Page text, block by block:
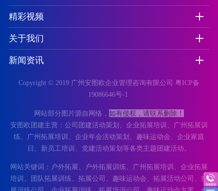
上一页 下一页
精彩视频
关于我们
新闻资讯
Copyright © 2019 广州安图欧企业管理咨询有限公司 粤ICP备
19086646号-1
网站部分图片源自网络， 如有侵权，请联系删除！
安图欧团建主营：公司团建活动策划、企业拓展培训、广州拓展训
练、广州拓展培训、企业年会活动策划、趣味运动会、企业家庭
日、新员工培训、党建活动策划等各类主题团建活动。
网站关键词：户外拓展、户外拓展训练、广州拓展培训、企业拓展
培训、团队拓展训练、拓展公司、趣味运动会、拓展活动公司、拓